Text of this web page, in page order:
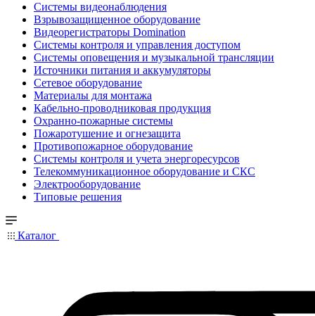
Системы видеонаблюдения
Взрывозащищенное оборудование
Видеорегистраторы Domination
Системы контроля и управления доступом
Системы оповещения и музыкальной трансляции
Источники питания и аккумуляторы
Сетевое оборудование
Материалы для монтажа
Кабельно-проводниковая продукция
Охранно-пожарные системы
Пожаротушение и огнезащита
Противопожарное оборудование
Системы контроля и учета энергоресурсов
Телекоммуникационное оборудование и СКС
Электрооборудование
Типовые решения
Каталог